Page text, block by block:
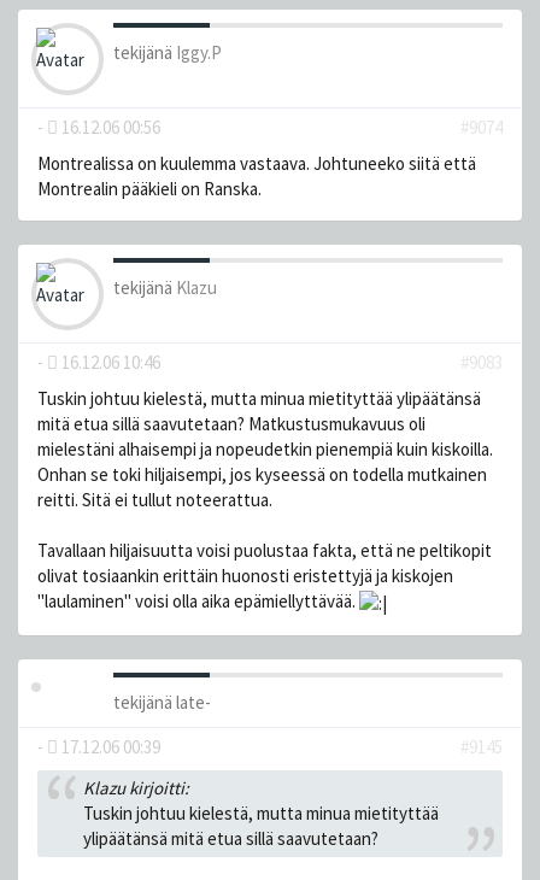
tekijänä Iggy.P
- 16.12.06 00:56
#9074
Montrealissa on kuulemma vastaava. Johtuneeko siitä että
Montrealin pääkieli on Ranska.
tekijänä Klazu
- 16.12.06 10:46
#9083
Tuskin johtuu kielestä, mutta minua mietityttää ylipäätänsä
mitä etua sillä saavutetaan? Matkustusmukavuus oli
mielestäni alhaisempi ja nopeudetkin pienempiä kuin kiskoilla.
Onhan se toki hiljaisempi, jos kyseessä on todella mutkainen
reitti. Sitä ei tullut noteerattua.
Tavallaan hiljaisuutta voisi puolustaa fakta, että ne peltikopit
olivat tosiaankin erittäin huonosti eristettyjä ja kiskojen
"laulaminen" voisi olla aika epämiellyttävää.
tekijänä late-
-
17.12.06 00:39
#9145
Klazu kirjoitti:
Tuskin johtuu kielestä, mutta minua mietityttää
ylipäätänsä mitä etua sillä saavutetaan?